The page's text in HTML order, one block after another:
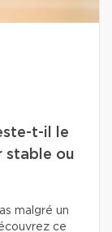
t-il le
stable ou
malgré un
ce